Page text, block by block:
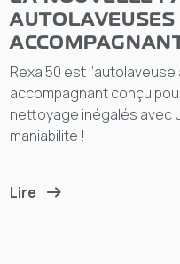
Rexa 50 est
accompagnant conçu
nettoyage inégalés avec
maniabilité !
Lire